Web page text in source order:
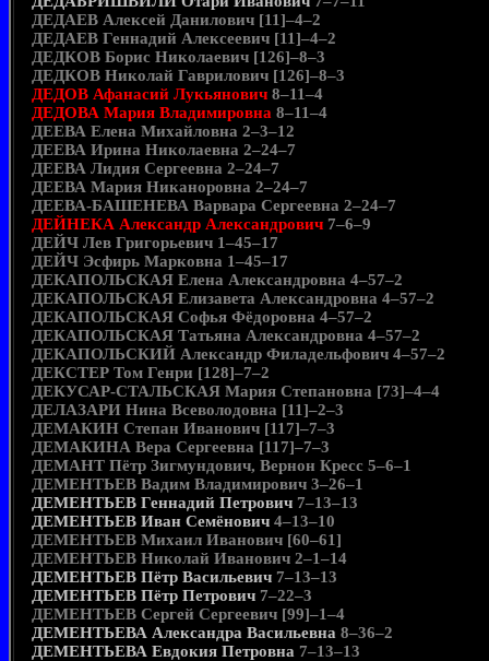
ДЕДАЕВ Алексей Данилович [11]–4–2
ДЕДАЕВ Геннадий Алексеевич [11]–4–2
ДЕДКОВ Борис Николаевич [126]–8–3
ДЕДКОВ Николай Гаврилович [126]–8–3
ДЕДОВ Афанасий Лукьянович 8–11–4
ДЕДОВА Мария Владимировна 8–11–4
ДЕЕВА Елена Михайловна 2–3–12
ДЕЕВА Ирина Николаевна 2–24–7
ДЕЕВА Лидия Сергеевна 2–24–7
ДЕЕВА Мария Никаноровна 2–24–7
ДЕЕВА-БАШЕНЕВА Варвара Сергеевна 2–24–7
ДЕЙНЕКА Александр Александрович 7–6–9
ДЕЙЧ Лев Григорьевич 1–45–17
ДЕЙЧ Эсфирь Марковна 1–45–17
ДЕКАПОЛЬСКАЯ Елена Александровна 4–57–2
ДЕКАПОЛЬСКАЯ Елизавета Александровна 4–57–2
ДЕКАПОЛЬСКАЯ Софья Фёдоровна 4–57–2
ДЕКАПОЛЬСКАЯ Татьяна Александровна 4–57–2
ДЕКАПОЛЬСКИЙ Александр Филадельфович 4–57–2
ДЕКСТЕР Том Генри [128]–7–2
ДЕКУСАР-СТАЛЬСКАЯ Мария Степановна [73]–4–4
ДЕЛАЗАРИ Нина Всеволодовна [11]–2–3
ДЕМАКИН Степан Иванович [117]–7–3
ДЕМАКИНА Вера Сергеевна [117]–7–3
ДЕМАНТ Пётр Зигмундович, Вернон Кресс 5–6–1
ДЕМЕНТЬЕВ Вадим Владимирович 3–26–1
ДЕМЕНТЬЕВ Геннадий Петрович 7–13–13
ДЕМЕНТЬЕВ Иван Семёнович 4–13–10
ДЕМЕНТЬЕВ Михаил Иванович [60–61]
ДЕМЕНТЬЕВ Николай Иванович 2–1–14
ДЕМЕНТЬЕВ Пётр Васильевич 7–13–13
ДЕМЕНТЬЕВ Пётр Петрович 7–22–3
ДЕМЕНТЬЕВ Сергей Сергеевич [99]–1–4
ДЕМЕНТЬЕВА Александра Васильевна 8–36–2
ДЕМЕНТЬЕВА Евдокия Петровна 7–13–13